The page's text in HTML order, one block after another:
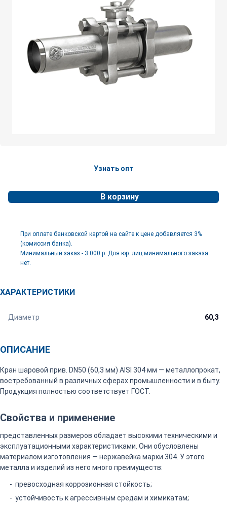
Узнать опт
В корзину
При оплате банковской картой на сайте к цене добавляется 3%
(комиссия банка).
Минимальный заказ - 3 000 р. Для юр. лиц минимального заказа
нет.
ХАРАКТЕРИСТИКИ
Диаметр 60,3
ОПИСАНИЕ
Кран шаровой прив. DN50 (60,3 мм) AISI 304 мм — металлопрокат,
востребованный в различных сферах промышленности и в быту.
Продукция полностью соответствует ГОСТ.
Свойства и применение
представленных размеров обладает высокими техническими и
эксплуатационными характеристиками. Они обусловлены
материалом изготовления — нержавейка марки 304. У этого
металла и изделий из него много преимуществ:
превосходная коррозионная стойкость;
устойчивость к агрессивным средам и химикатам;